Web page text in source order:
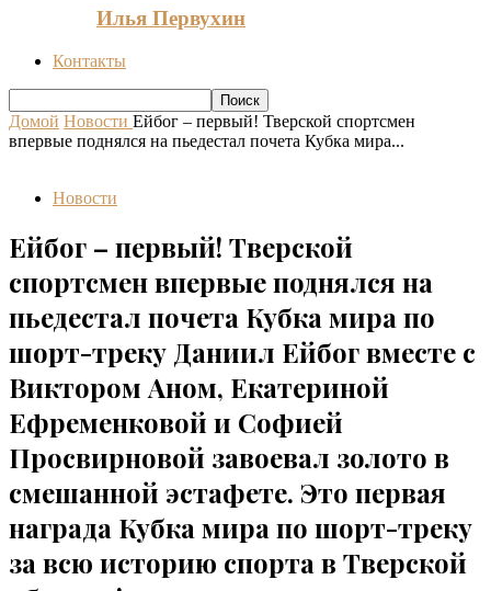
Илья Первухин
Контакты
Домой Новости Ейбог – первый! Тверской спортсмен
впервые поднялся на пьедестал почета Кубка мира...
Новости
Ейбог – первый! Тверской
спортсмен впервые поднялся на
пьедестал почета Кубка мира по
шорт-треку Даниил Ейбог вместе с
Виктором Аном, Екатериной
Ефременковой и Софией
Просвирновой завоевал золото в
смешанной эстафете. Это первая
награда Кубка мира по шорт-треку
за всю историю спорта в Тверской